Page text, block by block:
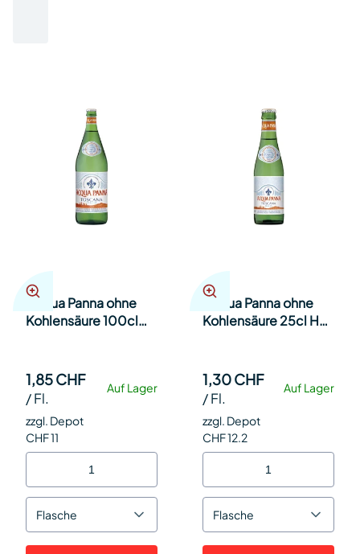
Acqua Panna ohne
Kohlensäure 100cl
Auf Lager
1,85 CHF
/Fl.
zzgl. Depot
CHF 11
Flasche
Acqua Panna ohne
Kohlensäure 25cl Har
Auf Lager
1,30 CHF
/Fl.
zzgl. Depot
CHF 12.2
Flasche